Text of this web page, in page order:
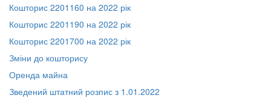
Кошторис 2201160 на 2022 рік
Кошторис 2201190 на 2022 рік
Кошторис 2201700 на 2022 рік
Зміни до кошторису
Оренда майна
Зведений штатний розпис з 1.01.2022